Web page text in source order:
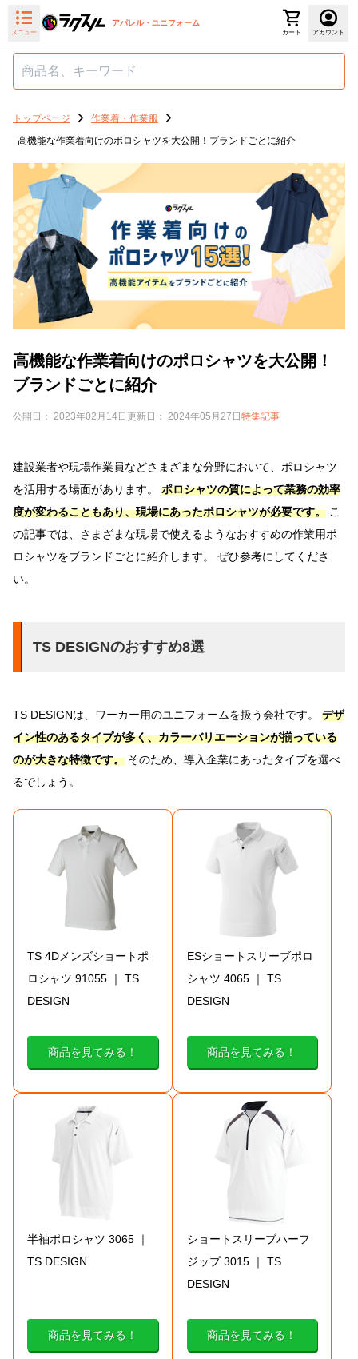
メニュー
アパレル・ユニフォーム
カート アカウント
トップページ
作業着・作業服
高機能な作業着向けのポロシャツを大公開！ブランドごとに紹介
高機能な作業着向けのポロシャツを大公開！
ブランドごとに紹介
公開日： 2023年02月14日 更新日： 2024年05月27日 特集記事
建設業者や現場作業員などさまざまな分野において、ポロシャツ
を活用する場面があります。 ポロシャツの質によって業務の効率
度が変わることもあり、現場にあったポロシャツが必要です。 こ
の記事では、さまざまな現場で使えるようなおすすめの作業用ポ
ロシャツをブランドごとに紹介します。 ぜひ参考にしてくださ
い。
TS DESIGNのおすすめ8選
TS DESIGNは、ワーカー用のユニフォームを扱う会社です。 デザ
イン性のあるタイプが多く、カラーバリエーションが揃っている
のが大きな特徴です。 そのため、導入企業にあったタイプを選べ
るでしょう。
TS 4Dメンズショートポ
ロシャツ 91055 ｜ TS
DESIGN
商品を見てみる！
ESショートスリーブポロ
シャツ 4065 ｜ TS
DESIGN
商品を見てみる！
半袖ポロシャツ 3065 ｜
TS DESIGN
商品を見てみる！
ショートスリーブハーフ
ジップ 3015 ｜ TS
DESIGN
商品を見てみる！